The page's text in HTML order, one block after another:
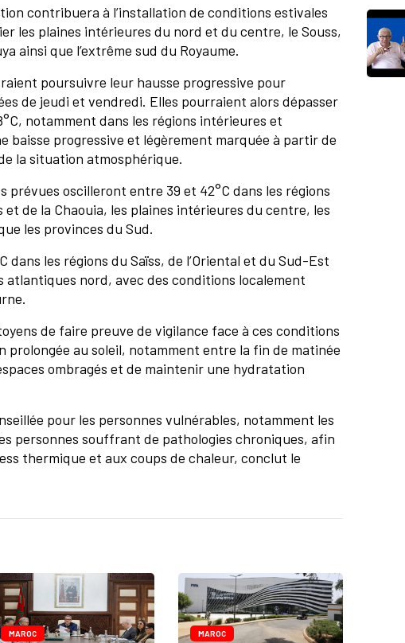
contribuera à l’installation de conditions estivales
les plaines intérieures du nord et du centre, le Souss,
ainsi que l’extrême sud du Royaume.
poursuivre leur hausse progressive pour
de jeudi et vendredi. Elles pourraient alors dépasser
notamment dans les régions intérieures et
baisse progressive et légèrement marquée à partir de
la situation atmosphérique.
prévues oscilleront entre 39 et 42°C dans les régions
de la Chaouia, les plaines intérieures du centre, les
les provinces du Sud.
dans les régions du Saïss, de l’Oriental et du Sud-Est
atlantiques nord, avec des conditions localement
de faire preuve de vigilance face à ces conditions
prolongée au soleil, notamment entre la fin de matinée
ombragés et de maintenir une hydratation
pour les personnes vulnérables, notamment les
personnes souffrant de pathologies chroniques, afin
thermique et aux coups de chaleur, conclut le
MAROC MAROC